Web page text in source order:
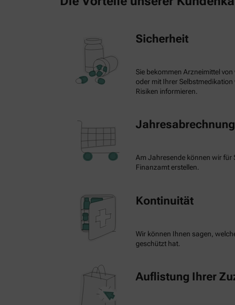
Sicherheit
Sie bekommen Arzneimittel
oder mit Ihrer
Risiken informieren.
Am Jahresende können wir für
Finanzamt erstellen.
Kontinuität
Wir können Ihnen sagen,
geschützt hat.
Auflistung Ihrer